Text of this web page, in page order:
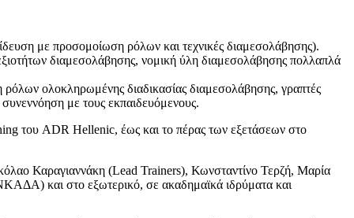
με προσομοίωση ρόλων και τεχνικές διαμεσολάβησης).
διαμεσολάβησης, νομική ύλη διαμεσολάβησης πολλαπλά
ολοκληρωμένης διαδικασίας διαμεσολάβησης, γραπτές
με τους εκπαιδευόμενους.
του ADR Hellenic, έως και το πέρας των εξετάσεων στο
Καραγιαννάκη (Lead Trainers), Κωνσταντίνο Τερζή, Μαρία
και στο εξωτερικό, σε ακαδημαϊκά ιδρύματα και